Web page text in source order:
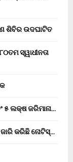
ଶିବିର ଉଦଘାଟିତ
ସ୍ୱାଧୀନତା
ଲକ୍ଷ ଜରିମାନା…
କରିଛି ନୋଟିସ୍…